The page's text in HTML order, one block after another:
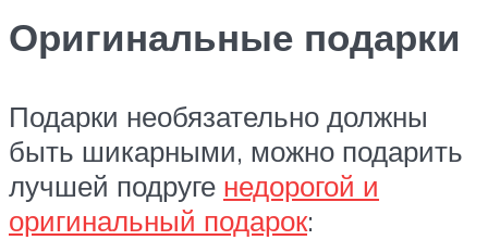
Оригинальные подарки
Подарки необязательно должны
быть шикарными, можно подарить
лучшей подруге недорогой и
оригинальный подарок: